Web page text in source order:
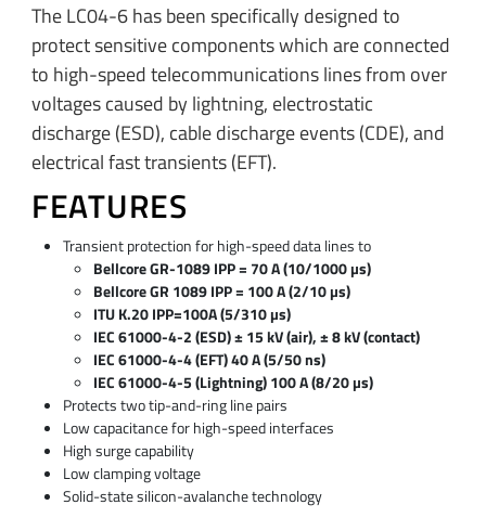
The LC04-6 has been specifically designed to
protect sensitive components which are connected
to high-speed telecommunications lines from over
voltages caused by lightning, electrostatic
discharge (ESD), cable discharge events (CDE), and
electrical fast transients (EFT).
FEATURES
Transient protection for high-speed data lines to
Bellcore GR-1089 IPP = 70 A (10/1000 µs)
Bellcore GR 1089 IPP = 100 A (2/10 µs)
ITU K.20 IPP=100A (5/310 µs)
IEC 61000-4-2 (ESD) ± 15 kV (air), ± 8 kV (contact)
IEC 61000-4-4 (EFT) 40 A (5/50 ns)
IEC 61000-4-5 (Lightning) 100 A (8/20 µs)
Protects two tip-and-ring line pairs
Low capacitance for high-speed interfaces
High surge capability
Low clamping voltage
Solid-state silicon-avalanche technology